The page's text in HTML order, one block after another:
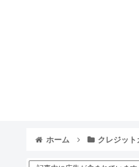
ホーム クレジッ